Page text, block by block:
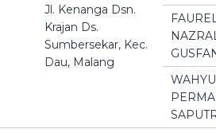
Jl. Kenanga Dsn.
Krajan Ds.
Sumbersekar, Kec.
Dau, Malang
WAHYU